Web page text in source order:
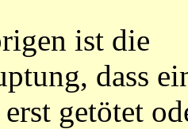
ist die
dass
getötet